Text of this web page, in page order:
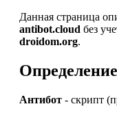
Данная страница
antibot.cloud без
droidom.org.
Антибот - скрипт